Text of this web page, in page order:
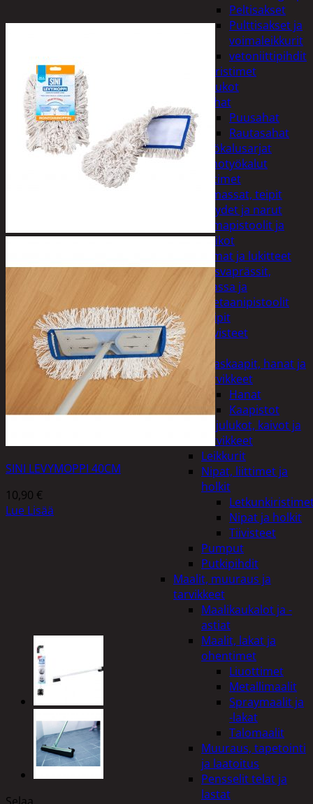
Peltisakset
Pulttisakset ja
voimaleikkurit
vetoniittipihdit
Puristimet
Puukot
Sahat
Puusahat
Rautasahat
Työkalusarjat
Korjaamotyökalut
Lämmittimet
Liimat, massat, teipit
Köydet ja narut
Liimapistoolit ja
puikot
Liimat ja lukitteet
Rasvaprässit,
massa ja
uretaanipistoolit
Teipit
Tiivisteet
LVI
Allaskaapit, hanat ja
tarvikkeet
Hanat
Kaapistot
Hajulukot, kaivot ja
tarvikkeet
Leikkurit
Nipat, liittimet ja
holkit
Nipat ja holkit
Tiivisteet
Pumput
Putkipihdit
Maalit, muuraus ja
tarvikkeet
Maalikaukalot ja -
astiat
Maalit, lakat ja
ohentimet
Liuottimet
Metallimaalit
Spraymaalit ja
-lakat
Talomaalit
Muuraus, tapetointi
ja laatoitus
Pensselit telat ja
lastat
SINI LEVYMOPPI 40CM
10,90 €
Lue Lisää